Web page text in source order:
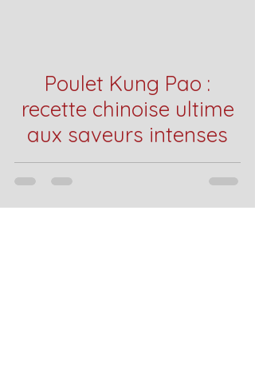
Poulet Kung Pao :
recette chinoise ultime
aux saveurs intenses